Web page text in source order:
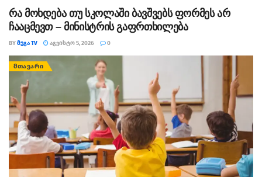
რა მოხდება თუ სკოლაში ბავშვებს ფორმეს არ
ჩააცმევთ – მინისტრის გაფრთხილება
BYᲛᲔᲒᲐ TV ᲐᲒᲕᲘᲡᲢᲝ 5, 2026 0
ᲛᲗᲐᲕᲐᲠᲘ